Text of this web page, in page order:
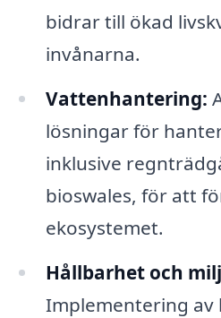
bidrar till ökad
invånarna.
Vattenhantering:
lösningar för
inklusive
bioswales, för att
ekosystemet.
Hållbarhet och
Implementering av